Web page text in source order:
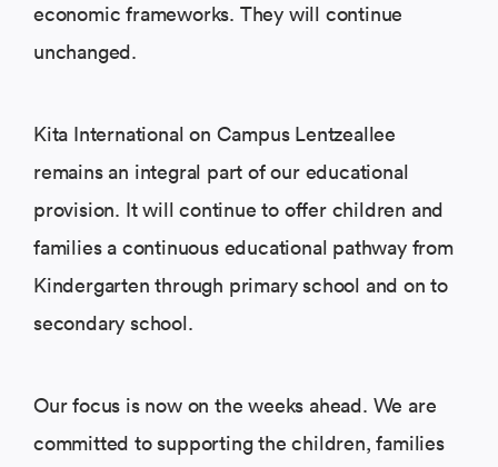
economic frameworks. They will continue
unchanged.
Kita International on Campus Lentzeallee
remains an integral part of our educational
provision. It will continue to offer children and
families a continuous educational pathway from
Kindergarten through primary school and on to
secondary school.
Our focus is now on the weeks ahead. We are
committed to supporting the children, families